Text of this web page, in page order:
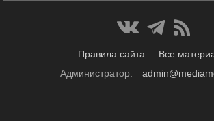
Правила сайта
Все
Администратор: